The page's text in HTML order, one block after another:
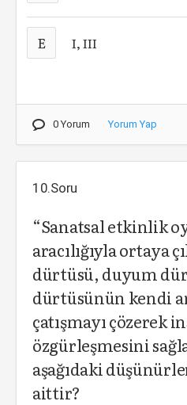
E I, III
0 Yorum Yorum Yap
10.Soru
“Sanatsal etkinlik
aracılığıyla ortaya
dürtüsü, duyum
dürtüsünün kendi
çatışmayı çözerek
özgürleşmesini
aşağıdaki
aittir?